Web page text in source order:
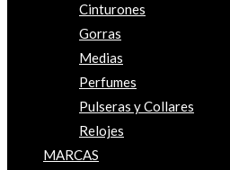
Cinturones
Gorras
Medias
Perfumes
Pulseras y Collares
Relojes
MARCAS